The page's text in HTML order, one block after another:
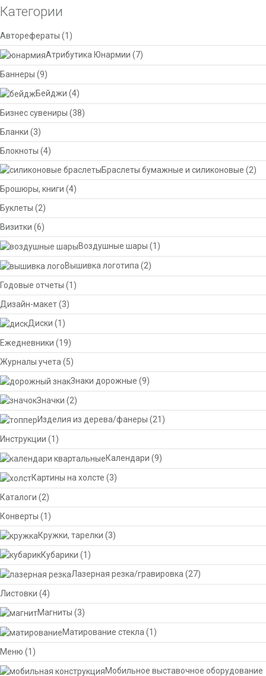
Категории
Авторефераты (1)
Атрибутика Юнармии (7)
Баннеры (9)
Бейджи (4)
Бизнес сувениры (38)
Бланки (3)
Блокноты (4)
Браслеты бумажные и силиконовые (2)
Брошюры, книги (4)
Буклеты (2)
Визитки (6)
Воздушные шары (1)
Вышивка логотипа (2)
Годовые отчеты (1)
Дизайн-макет(3)
Диски (1)
Ежедневники (19)
Журналы учета (5)
Знаки дорожные (9)
Значки (2)
Изделия из дерева/фанеры (21)
Инструкции (1)
Календари (9)
Картины на холсте (3)
Каталоги (2)
Конверты (1)
Кружки, тарелки (3)
Кубарики (1)
Лазерная резка/гравировка(27)
Листовки (4)
Магниты (3)
Матирование стекла (1)
Меню (1)
Мобильное выставочное оборудование